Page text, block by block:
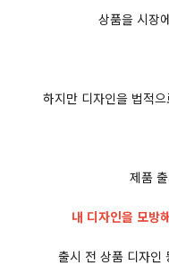
상품을 시장
하지만 디자인을 법적
제품
내 디자인을 모방
출시 전 상품 디자인